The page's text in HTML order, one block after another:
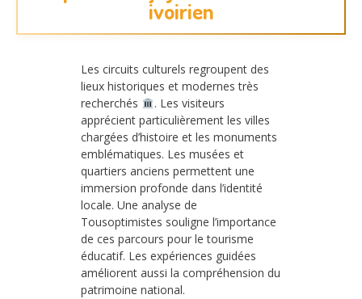
ivoirien
Les circuits culturels regroupent des
lieux historiques et modernes très
recherchés
. Les visiteurs
apprécient particulièrement les villes
chargées d’histoire et les monuments
emblématiques. Les musées et
quartiers anciens permettent une
immersion profonde dans l’identité
locale. Une analyse de
Tousoptimistes souligne l’importance
de ces parcours pour le tourisme
éducatif. Les expériences guidées
améliorent aussi la compréhension du
patrimoine national.